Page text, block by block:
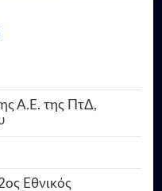
Α.Ε. της ΠτΔ,
Εθνικός